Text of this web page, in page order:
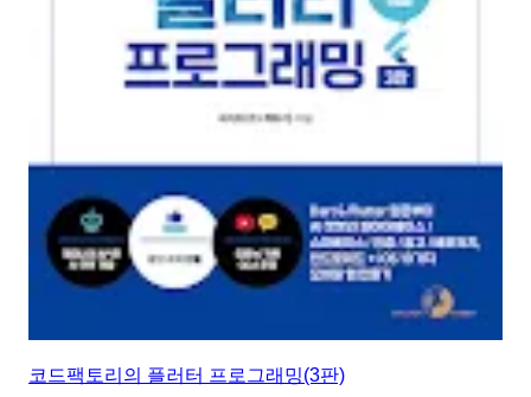
코드팩토리의 플러터 프로그래밍(3판)